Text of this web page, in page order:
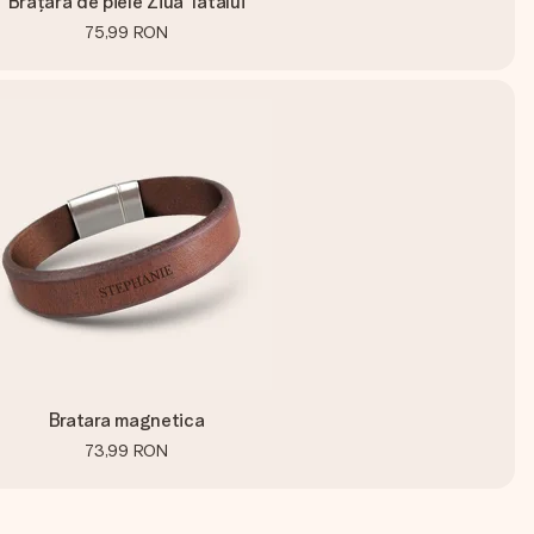
75,99 RON
Bratara magnetica
73,99 RON